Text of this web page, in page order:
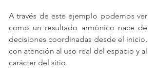
A través de este ejemplo podemos ver
como un resultado armónico nace de
decisiones coordinadas desde el inicio,
con atención al uso real del espacio y al
carácter del sitio.